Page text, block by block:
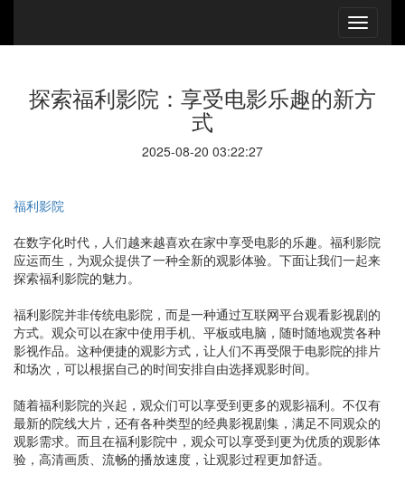
探索福利影院：享受电影乐趣的新方
式
2025-08-20 03:22:27
福利影院
在数字化时代，人们越来越喜欢在家中享受电影的乐趣。福利影院
应运而生，为观众提供了一种全新的观影体验。下面让我们一起来
探索福利影院的魅力。
福利影院并非传统电影院，而是一种通过互联网平台观看影视剧的
方式。观众可以在家中使用手机、平板或电脑，随时随地观赏各种
影视作品。这种便捷的观影方式，让人们不再受限于电影院的排片
和场次，可以根据自己的时间安排自由选择观影时间。
随着福利影院的兴起，观众们可以享受到更多的观影福利。不仅有
最新的院线大片，还有各种类型的经典影视剧集，满足不同观众的
观影需求。而且在福利影院中，观众可以享受到更为优质的观影体
验，高清画质、流畅的播放速度，让观影过程更加舒适。